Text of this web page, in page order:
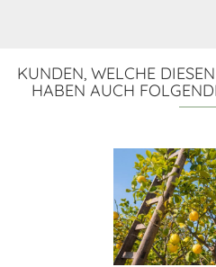
KUNDEN, WELCHE
HABEN AUCH